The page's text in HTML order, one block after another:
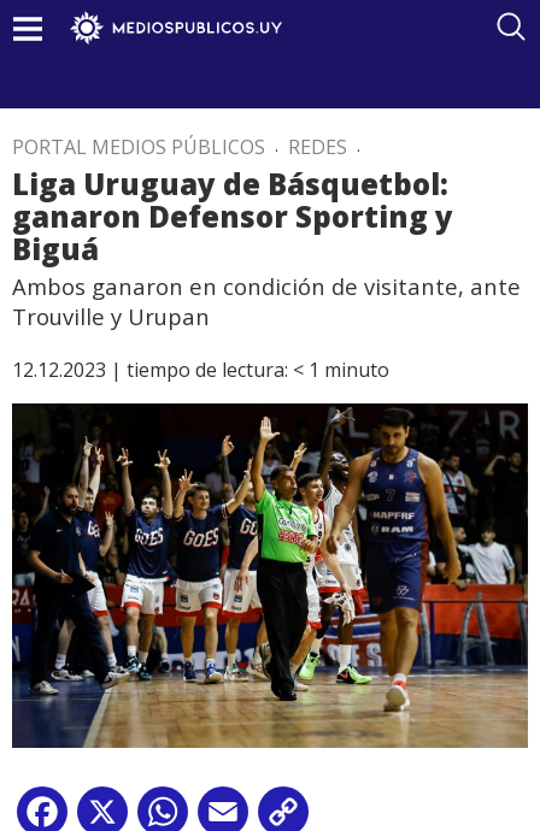
PORTAL MEDIOS PÚBLICOS . REDES .
Liga Uruguay de Básquetbol:
ganaron Defensor Sporting y
Biguá
Ambos ganaron en condición de visitante, ante
Trouville y Urupan
12.12.2023 | tiempo de lectura: < 1 minuto
Facebook
X WhatsApp
Email